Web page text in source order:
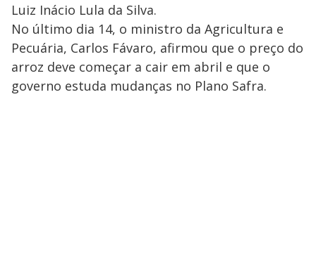
Luiz Inácio Lula da Silva.
No último dia 14, o ministro da Agricultura e
Pecuária, Carlos Fávaro, afirmou que o preço do
arroz deve começar a cair em abril e que o
governo estuda mudanças no Plano Safra.